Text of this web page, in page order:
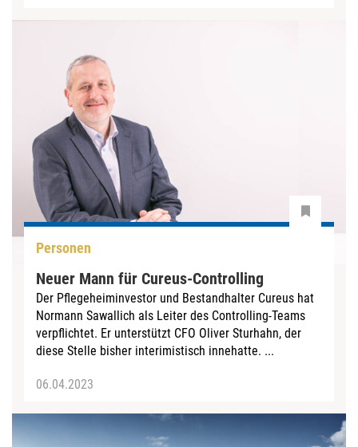
Personen
Neuer Mann für Cureus-Controlling
Der Pflegeheiminvestor und Bestandhalter Cureus hat
Normann Sawallich als Leiter des Controlling-Teams
verpflichtet. Er unterstützt CFO Oliver Sturhahn, der
diese Stelle bisher interimistisch innehatte. ...
06.04.2023